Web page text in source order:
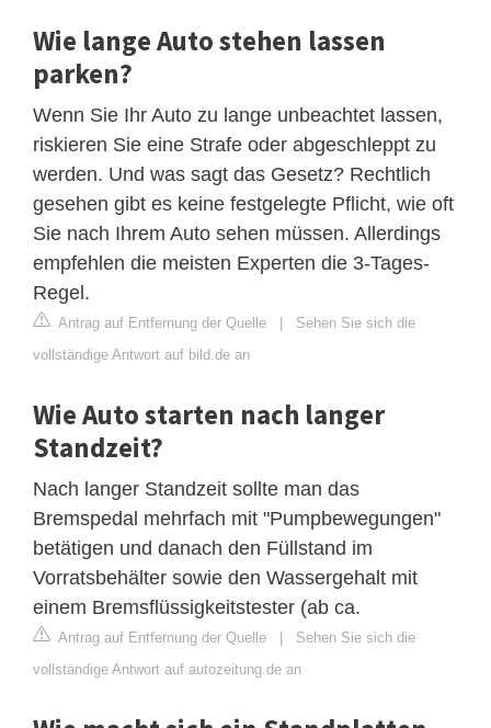
Wie lange Auto stehen lassen
parken?
Wenn Sie Ihr Auto zu lange unbeachtet lassen,
riskieren Sie eine Strafe oder abgeschleppt zu
werden. Und was sagt das Gesetz? Rechtlich
gesehen gibt es keine festgelegte Pflicht, wie oft
Sie nach Ihrem Auto sehen müssen. Allerdings
empfehlen die meisten Experten die 3-Tages-
Regel.
Antrag auf Entfernung der Quelle | Sehen Sie sich die
vollständige Antwort auf bild.de an
Wie Auto starten nach langer
Standzeit?
Nach langer Standzeit sollte man das
Bremspedal mehrfach mit "Pumpbewegungen"
betätigen und danach den Füllstand im
Vorratsbehälter sowie den Wassergehalt mit
einem Bremsflüssigkeitstester (ab ca.
Antrag auf Entfernung der Quelle | Sehen Sie sich die
vollständige Antwort auf autozeitung.de an